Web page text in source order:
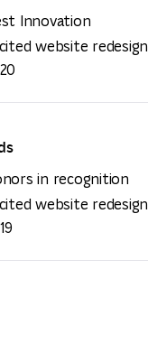
Innovation
website redesign
in recognition
website redesign